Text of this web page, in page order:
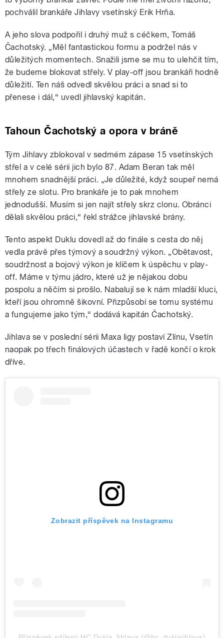
pochválil brankáře Jihlavy vsetínský Erik Hrňa.
A jeho slova podpořil i druhý muž s céčkem, Tomáš
Čachotský. „Měl fantastickou formu a podržel nás v
důležitých momentech. Snažili jsme se mu to ulehčit tím,
že budeme blokovat střely. V play-off jsou brankáři hodně
důležití. Ten náš odvedl skvělou práci a snad si to
přenese i dál,“ uvedl jihlavský kapitán.
Tahoun Čachotský a opora v bráně
Tým Jihlavy zblokoval v sedmém zápase 15 vsetínských
střel a v celé sérii jich bylo 87. Adam Beran tak měl
mnohem snadnější práci. „Je důležité, když soupeř nemá
střely ze slotu. Pro brankáře je to pak mnohem
jednodušší. Musím si jen najít střely skrz clonu. Obránci
dělali skvělou práci,“ řekl strážce jihlavské brány.
Tento aspekt Duklu dovedl až do finále s cesta do něj
vedla právě přes týmový a soudržný výkon. „Obětavost,
soudržnost a bojový výkon je klíčem k úspěchu v play-
off. Máme v týmu jádro, které už je nějakou dobu
pospolu a něčím si prošlo. Nabalují se k nám mladší kluci,
kteří jsou ohromně šikovní. Přizpůsobí se tomu systému
a fungujeme jako tým,“ dodává kapitán Čachotský.
Jihlava se v poslední sérii Maxa ligy postaví Zlínu, Vsetín
naopak po třech finálových účastech v řadě končí o krok
dříve.
Zobrazit příspěvek na Instagramu